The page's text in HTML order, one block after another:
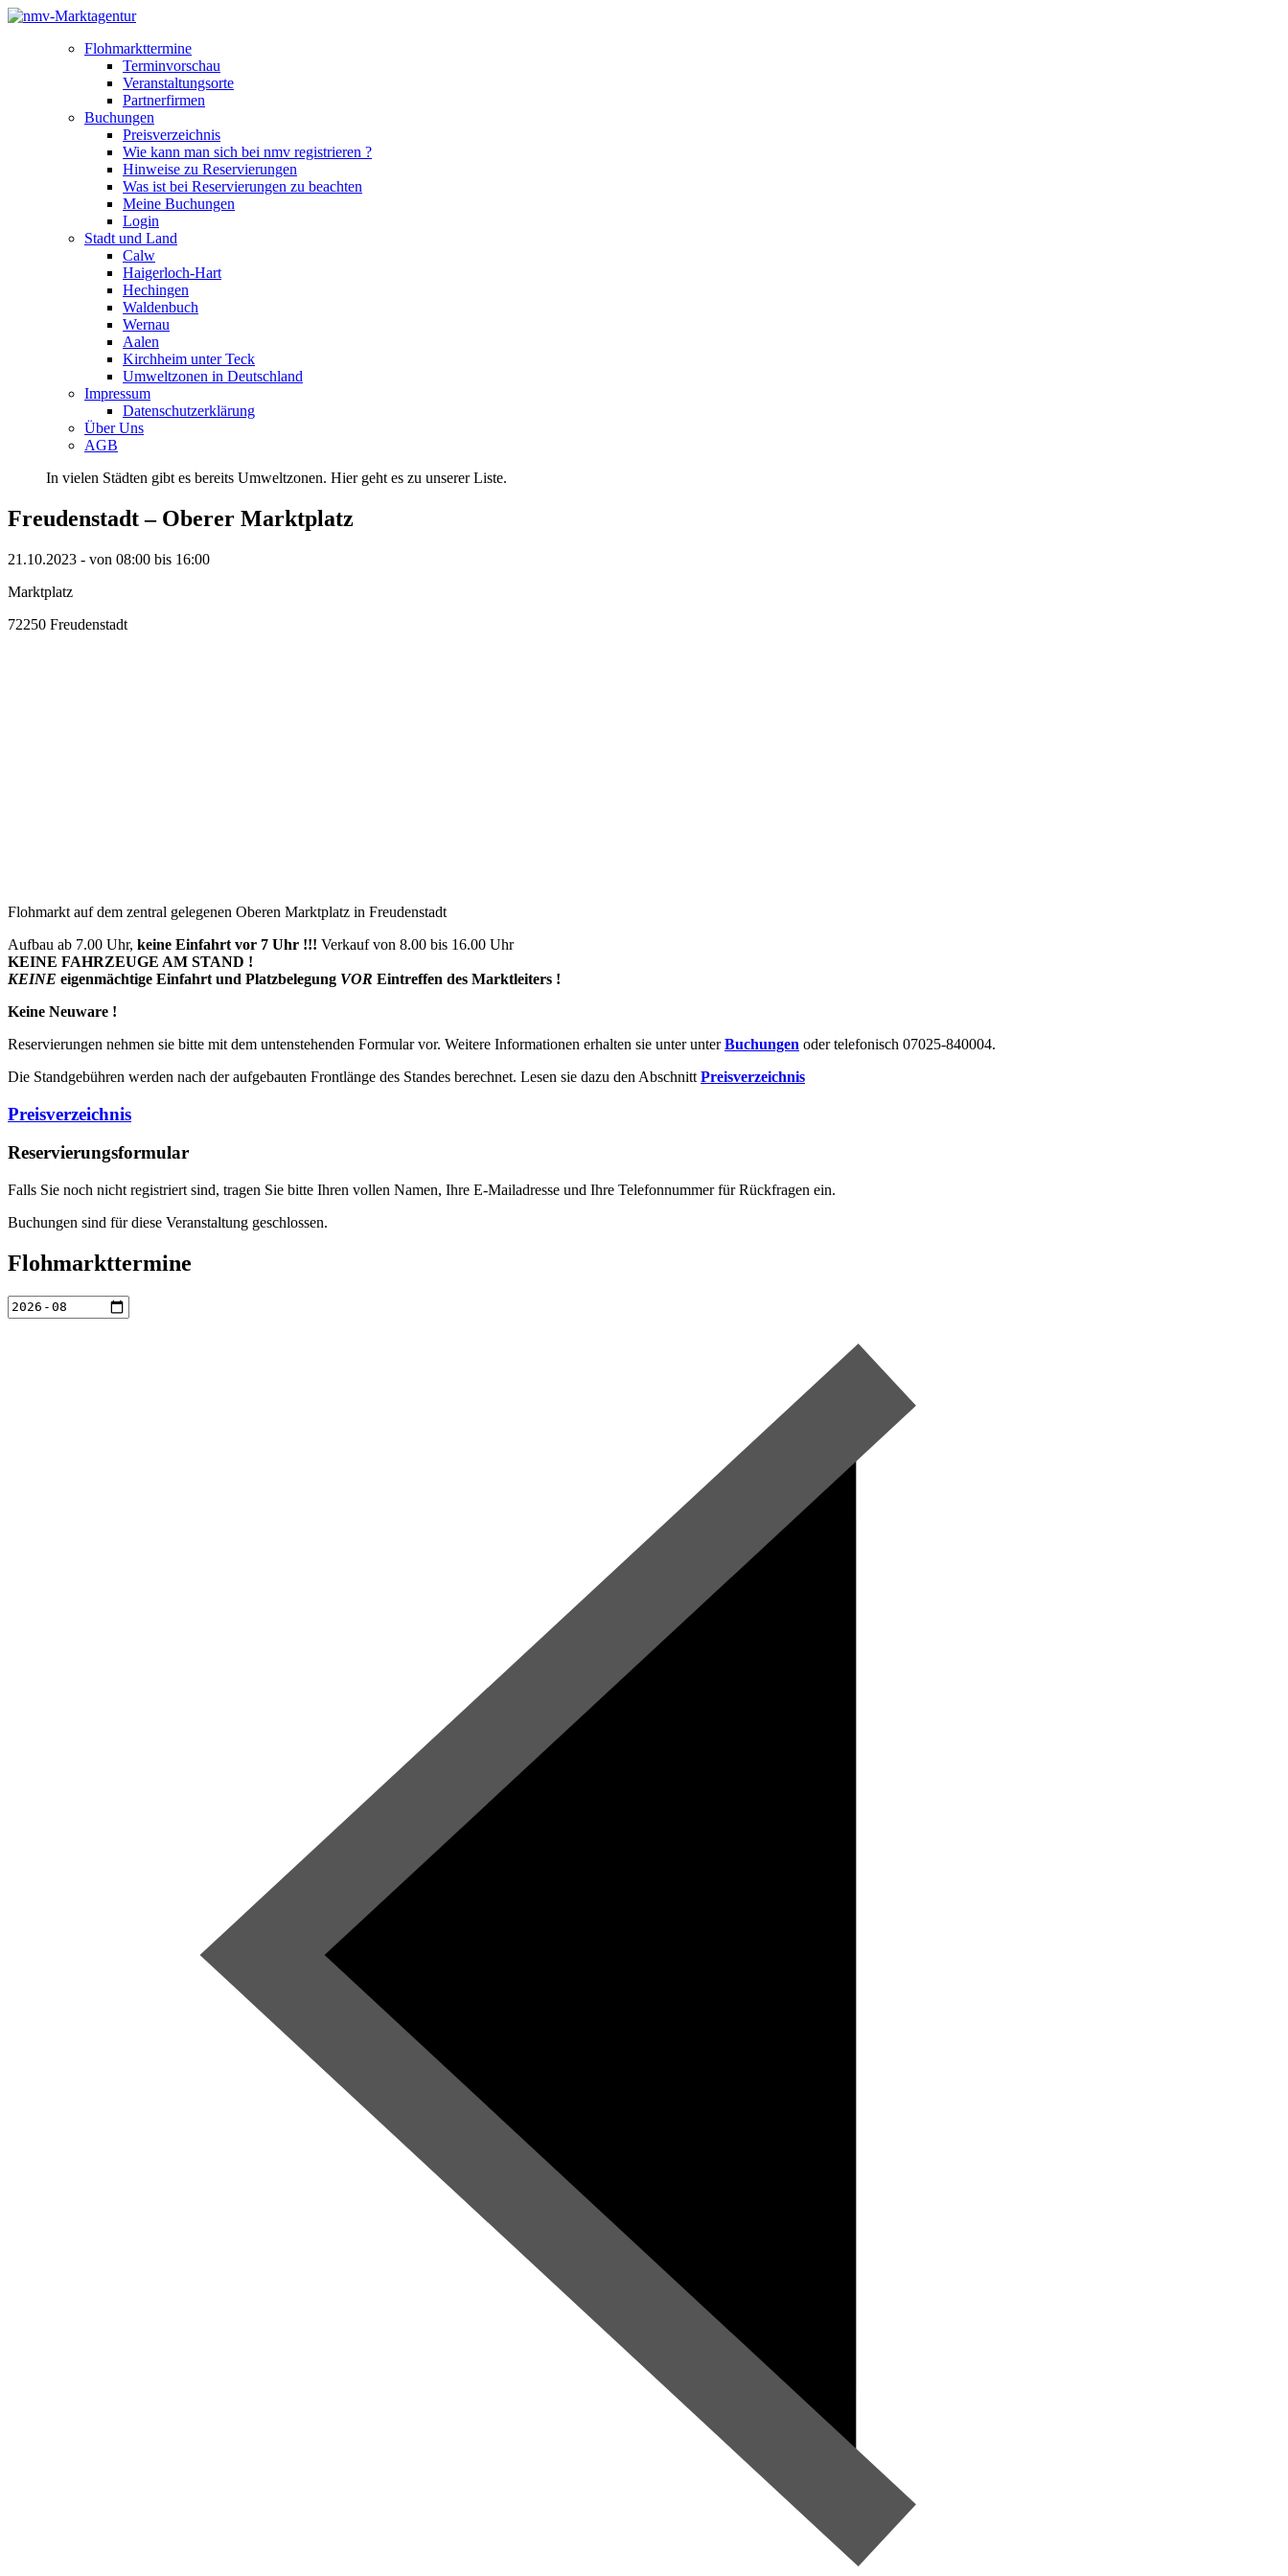
Flohmarkttermine
Terminvorschau
Veranstaltungsorte
Partnerfirmen
Buchungen
Preisverzeichnis
Wie kann man sich bei nmv registrieren ?
Hinweise zu Reservierungen
Was ist bei Reservierungen zu beachten
Meine Buchungen
Login
Stadt und Land
Calw
Haigerloch-Hart
Hechingen
Waldenbuch
Wernau
Aalen
Kirchheim unter Teck
Umweltzonen in Deutschland
Impressum
Datenschutzerklärung
Über Uns
AGB
In vielen Städten gibt es bereits Umweltzonen. Hier geht es zu unserer Liste.
Freudenstadt – Oberer Marktplatz
21.10.2023 - von 08:00 bis 16:00
Marktplatz
72250 Freudenstadt
Flohmarkt auf dem zentral gelegenen Oberen Marktplatz in Freudenstadt
Aufbau ab 7.00 Uhr, keine Einfahrt vor 7 Uhr !!! Verkauf von 8.00 bis 16.00 Uhr
KEINE FAHRZEUGE AM STAND !
KEINE eigenmächtige Einfahrt und Platzbelegung VOR Eintreffen des Marktleiters !
Keine Neuware !
Reservierungen nehmen sie bitte mit dem untenstehenden Formular vor. Weitere Informationen erhalten sie unter unterBuchungen oder telefonisch 07025-840004.
Die Standgebühren werden nach der aufgebauten Frontlänge des Standes berechnet. Lesen sie dazu den Abschnitt Preisverzeichnis
Preisverzeichnis
Reservierungsformular
Falls Sie noch nicht registriert sind, tragen Sie bitte Ihren vollen Namen, Ihre E-Mailadresse und Ihre Telefonnummer für Rückfragen ein.
Buchungen sind für diese Veranstaltung geschlossen.
Flohmarkttermine